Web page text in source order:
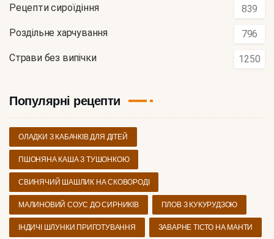
Рецепти сироїдіння 839
Роздільне харчування 796
Страви без випічки 1250
Популярні рецепти
ОЛАДКИ З КАБАЧКІВ ДЛЯ ДІТЕЙ
ПШОНЯНА КАША З ТУШОНКОЮ
СВИНЯЧИЙ ШАШЛИК НА СКОВОРОДІ
МАЛИНОВИЙ СОУС ДО СИРНИКІВ ПЛОВ З КУКУРУДЗОЮ
ІНДИЧІ ШЛУНКИ ПРИГОТУВАННЯ ЗАВАРНЕ ТІСТО НА МАНТИ